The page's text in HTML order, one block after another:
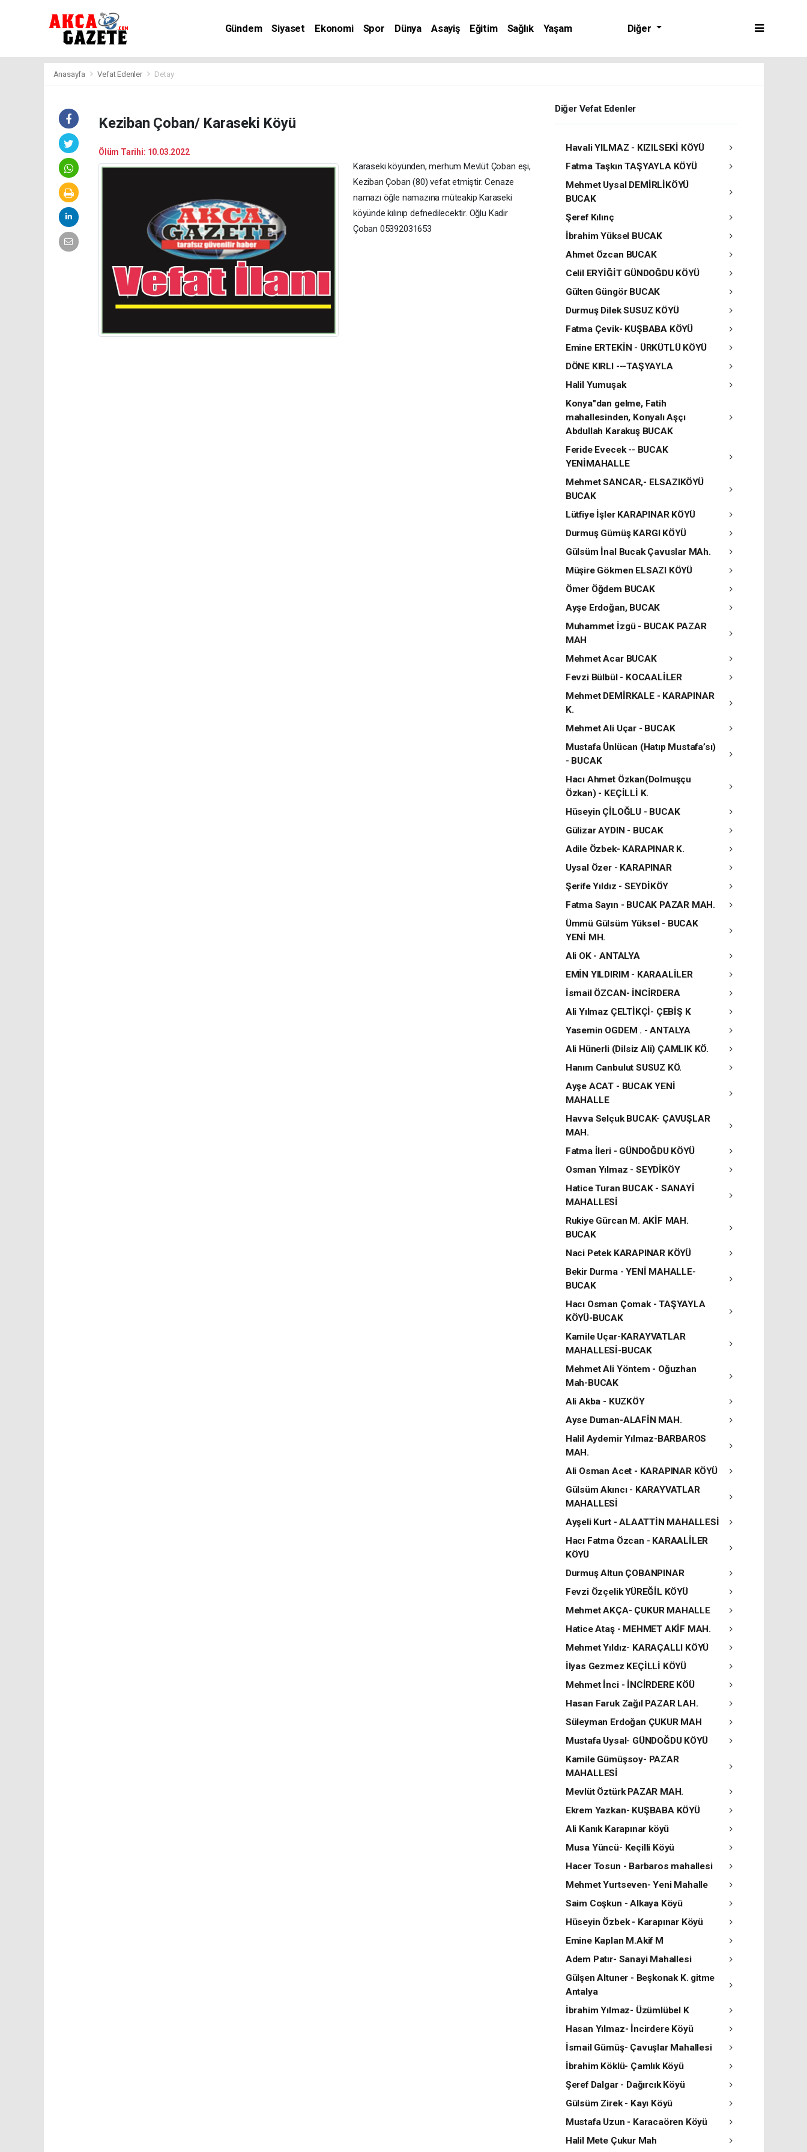
Gündem Siyaset Ekonomi Spor Dünya Asayiş Eğitim Sağlık
Yaşam
Diğer
Anasayfa Vefat Edenler Detay
Keziban Çoban/ Karaseki Köyü
Ölüm Tarihi: 10.03.2022
Karaseki köyünden, merhum Mevlüt Çoban eşi,
Keziban Çoban (80) vefat etmiştir. Cenaze
namazı öğle namazına müteakip Karaseki
köyünde kılınıp defnedilecektir. Oğlu Kadir
Çoban 05392031653
Diğer Vefat Edenler
Havali YILMAZ - KIZILSEKİ KÖYÜ
Fatma Taşkın TAŞYAYLA KÖYÜ
Mehmet Uysal DEMİRLİKÖYÜ
BUCAK
Şeref Kılınç
İbrahim Yüksel BUCAK
Ahmet Özcan BUCAK
Celil ERYİĞİT GÜNDOĞDU KÖYÜ
Gülten Güngör BUCAK
Durmuş Dilek SUSUZ KÖYÜ
Fatma Çevik- KUŞBABA KÖYÜ
Emine ERTEKİN - ÜRKÜTLÜ KÖYÜ
DÖNE KIRLI ---TAŞYAYLA
Halil Yumuşak
Konya"dan gelme, Fatih
mahallesinden, Konyalı Aşçı
Abdullah Karakuş BUCAK
Feride Evecek -- BUCAK
YENİMAHALLE
Mehmet SANCAR,- ELSAZIKÖYÜ
BUCAK
Lütfiye İşler KARAPINAR KÖYÜ
Durmuş Gümüş KARGI KÖYÜ
Gülsüm İnal Bucak Çavuslar MAh.
Müşire Gökmen ELSAZI KÖYÜ
Ömer Öğdem BUCAK
Ayşe Erdoğan, BUCAK
Muhammet İzgü - BUCAK PAZAR
MAH
Mehmet Acar BUCAK
Fevzi Bülbül - KOCAALİLER
Mehmet DEMİRKALE - KARAPINAR
K.
Mehmet Ali Uçar - BUCAK
Mustafa Ünlücan (Hatıp Mustafa’sı)
- BUCAK
Hacı Ahmet Özkan(Dolmuşçu
Özkan) - KEÇİLLİ K.
Hüseyin ÇİLOĞLU - BUCAK
Gülizar AYDIN - BUCAK
Adile Özbek- KARAPINAR K.
Uysal Özer - KARAPINAR
Şerife Yıldız - SEYDİKÖY
Fatma Sayın - BUCAK PAZAR MAH.
Ümmü Gülsüm Yüksel - BUCAK
YENİ MH.
Ali OK - ANTALYA
EMİN YILDIRIM - KARAALİLER
İsmail ÖZCAN- İNCİRDERA
Ali Yılmaz ÇELTİKÇİ- ÇEBİŞ K
Yasemin OGDEM . - ANTALYA
Ali Hünerli (Dilsiz Ali) ÇAMLIK KÖ.
Hanım Canbulut SUSUZ KÖ.
Ayşe ACAT - BUCAK YENİ
MAHALLE
Havva Selçuk BUCAK- ÇAVUŞLAR
MAH.
Fatma İleri - GÜNDOĞDU KÖYÜ
Osman Yılmaz - SEYDİKÖY
Hatice Turan BUCAK - SANAYİ
MAHALLESİ
Rukiye Gürcan M. AKİF MAH.
BUCAK
Naci Petek KARAPINAR KÖYÜ
Bekir Durma - YENİ MAHALLE-
BUCAK
Hacı Osman Çomak - TAŞYAYLA
KÖYÜ-BUCAK
Kamile Uçar-KARAYVATLAR
MAHALLESİ-BUCAK
Mehmet Ali Yöntem - Oğuzhan
Mah-BUCAK
Ali Akba - KUZKÖY
Ayse Duman-ALAFİN MAH.
Halil Aydemir Yılmaz-BARBAROS
MAH.
Ali Osman Acet - KARAPINAR KÖYÜ
Gülsüm Akıncı - KARAYVATLAR
MAHALLESİ
Ayşeli Kurt - ALAATTİN MAHALLESİ
Hacı Fatma Özcan - KARAALİLER
KÖYÜ
Durmuş Altun ÇOBANPINAR
Fevzi Özçelik YÜREĞİL KÖYÜ
Mehmet AKÇA- ÇUKUR MAHALLE
Hatice Ataş - MEHMET AKİF MAH.
Mehmet Yıldız- KARAÇALLI KÖYÜ
İlyas Gezmez KEÇİLLİ KÖYÜ
Mehmet İnci - İNCİRDERE KÖÜ
Hasan Faruk Zağıl PAZAR LAH.
Süleyman Erdoğan ÇUKUR MAH
Mustafa Uysal- GÜNDOĞDU KÖYÜ
Kamile Gümüşsoy- PAZAR
MAHALLESİ
Mevlüt Öztürk PAZAR MAH.
Ekrem Yazkan- KUŞBABA KÖYÜ
Ali Kanık Karapınar köyü
Musa Yüncü- Keçilli Köyü
Hacer Tosun - Barbaros mahallesi
Mehmet Yurtseven- Yeni Mahalle
Saim Coşkun - Alkaya Köyü
Hüseyin Özbek - Karapınar Köyü
Emine Kaplan M.Akif M
Adem Patır- Sanayi Mahallesi
Gülşen Altuner - Beşkonak K. gitme
Antalya
İbrahim Yılmaz- Üzümlübel K
Hasan Yılmaz- İncirdere Köyü
İsmail Gümüş- Çavuşlar Mahallesi
İbrahim Köklü- Çamlık Köyü
Şeref Dalgar - Dağırcık Köyü
Gülsüm Zirek - Kayı Köyü
Mustafa Uzun - Karacaören Köyü
Halil Mete Çukur Mah